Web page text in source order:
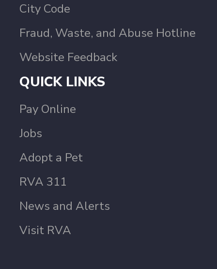
City Code
Fraud, Waste, and Abuse Hotline
Website Feedback
QUICK LINKS
Pay Online
Jobs
Adopt a Pet
RVA 311
News and Alerts
Visit RVA